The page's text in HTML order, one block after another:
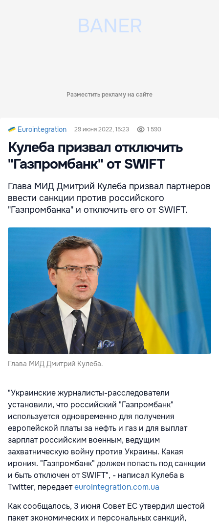
Разместить рекламу на сайте
Eurointegration 29 июня 2022, 15:23 1 590
Кулеба призвал отключить
"Газпромбанк" от SWIFT
Глава МИД Дмитрий Кулеба призвал партнеров
ввести санкции против российского
"Газпромбанка" и отключить его от SWIFT.
Глава МИД Дмитрий Кулеба.
"Украинские журналисты-расследователи
установили, что российский "Газпромбанк"
используется одновременно для получения
европейской платы за нефть и газ и для выплат
зарплат российским военным, ведущим
захватническую войну против Украины. Какая
ирония. "Газпромбанк" должен попасть под санкции
и быть отключен от SWIFT", - написал Кулеба в
Twitter, передаетeurointegration.com.ua
Как сообщалось, 3 июня Совет ЕС утвердил шестой
пакет экономических и персональных санкций,